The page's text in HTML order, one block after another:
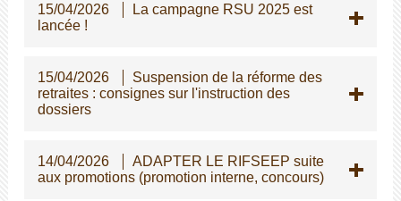
15/04/2026
La campagne RSU 2025 est
lancée !
15/04/2026
Suspension de la réforme des
retraites : consignes sur l'instruction des
dossiers
14/04/2026
ADAPTER LE RIFSEEP suite
aux promotions (promotion interne, concours)